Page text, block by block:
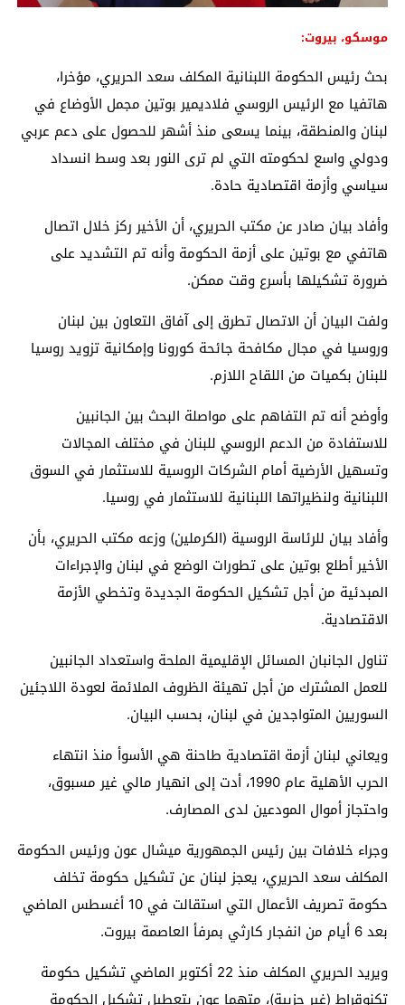
موسكو، بيروت:
بحث رئيس الحكومة اللبنانية المكلف سعد الحريري، مؤخرا،
هاتفيا مع الرئيس الروسي فلاديمير بوتين مجمل الأوضاع في
لبنان والمنطقة، بينما يسعى منذ أشهر للحصول على دعم عربي
ودولي واسع لحكومته التي لم ترى النور بعد وسط انسداد
سياسي وأزمة اقتصادية حادة.
وأفاد بيان صادر عن مكتب الحريري، أن الأخير ركز خلال اتصال
هاتفي مع بوتين على أزمة الحكومة وأنه تم التشديد على
ضرورة تشكيلها بأسرع وقت ممكن.
ولفت البيان أن الاتصال تطرق إلى آفاق التعاون بين لبنان
وروسيا في مجال مكافحة جائحة كورونا وإمكانية تزويد روسيا
للبنان بكميات من اللقاح اللازم.
وأوضح أنه تم التفاهم على مواصلة البحث بين الجانبين
للاستفادة من الدعم الروسي للبنان في مختلف المجالات
وتسهيل الأرضية أمام الشركات الروسية للاستثمار في السوق
اللبنانية ولنظيراتها اللبنانية للاستثمار في روسيا.
وأفاد بيان للرئاسة الروسية (الكرملين) وزعه مكتب الحريري، بأن
الأخير أطلع بوتين على تطورات الوضع في لبنان والإجراءات
المبدئية من أجل تشكيل الحكومة الجديدة وتخطي الأزمة
الاقتصادية.
تناول الجانبان المسائل الإقليمية الملحة واستعداد الجانبين
للعمل المشترك من أجل تهيئة الظروف الملائمة لعودة اللاجئين
السوريين المتواجدين في لبنان، بحسب البيان.
ويعاني لبنان أزمة اقتصادية طاحنة هي الأسوأ منذ انتهاء
الحرب الأهلية عام 1990، أدت إلى انهيار مالي غير مسبوق،
واحتجاز أموال المودعين لدى المصارف.
وجراء خلافات بين رئيس الجمهورية ميشال عون ورئيس الحكومة
المكلف سعد الحريري، يعجز لبنان عن تشكيل حكومة تخلف
حكومة تصريف الأعمال التي استقالت في 10 أغسطس الماضي
بعد 6 أيام من انفجار كارثي بمرفأ العاصمة بيروت.
ويريد الحريري المكلف منذ 22 أكتوبر الماضي تشكيل حكومة
تكنوقراط (غير حزبية)، متهما عون بتعطيل تشكيل الحكومة